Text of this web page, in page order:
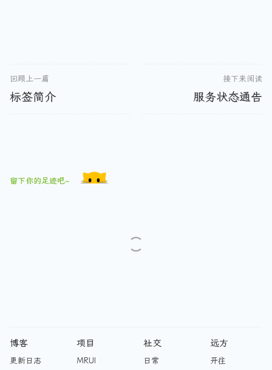
回顾上一篇
标签简介
接下来阅读
服务状态通告
留下你的足迹吧~
博客
更新日志
项目
MRUI
社交
日常
远方
开往